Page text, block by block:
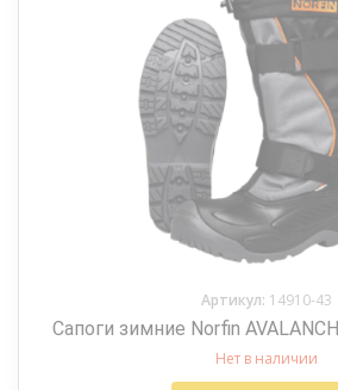
Артикул: 14910-43
Сапоги зимние Norfin
Нет в наличии